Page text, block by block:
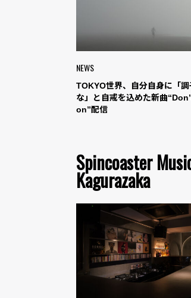
NEWS
TOKYO世界、自分自身に「調
な」と自戒を込めた新曲
on”配信
Spincoaster
Kagurazaka